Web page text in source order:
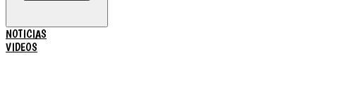
NOTICIAS
VIDEOS